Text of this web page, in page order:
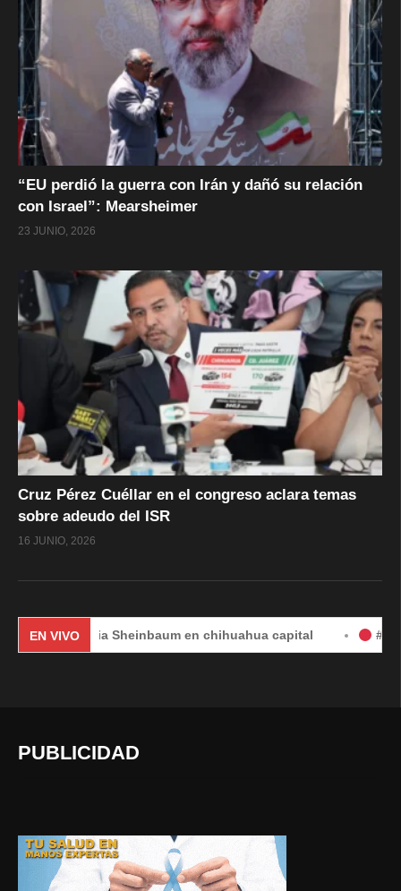
“EU perdió la guerra con Irán y dañó su relación
con Israel”: Mearsheimer
23 JUNIO, 2026
Cruz Pérez Cuéllar en el congreso aclara temas
sobre adeudo del ISR
16 JUNIO, 2026
EN VIVO
Sheinbaum en chihuahua capital #EnVivo | DÍA
PUBLICIDAD